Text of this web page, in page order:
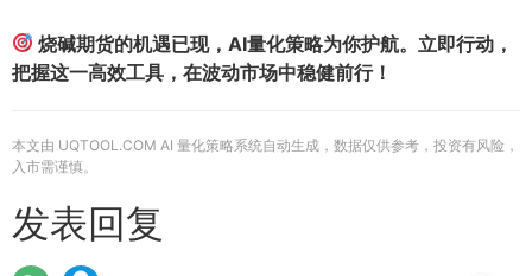
烧碱期货的机遇已现，AI量化策略为你护航。立即行动，
把握这一高效工具，在波动市场中稳健前行！
本文由 UQTOOL.COM AI 量化策略系统自动生成，数据仅供参考，投资有风险，
入市需谨慎。
发表回复